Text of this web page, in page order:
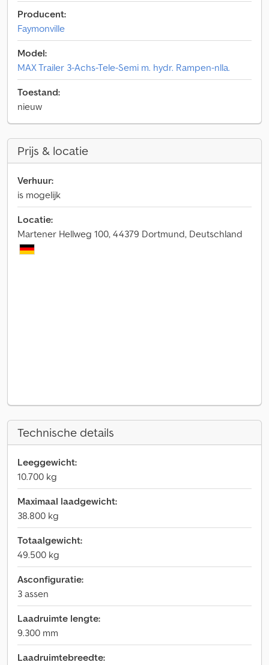
Producent:
Faymonville
Model:
MAX Trailer 3-Achs-Tele-Semi m. hydr. Rampen-nlla.
Toestand:
nieuw
Prijs & locatie
Verhuur:
is mogelijk
Locatie:
Martener Hellweg 100, 44379 Dortmund, Deutschland
Technische details
Leeggewicht:
10.700 kg
Maximaal laadgewicht:
38.800 kg
Totaalgewicht:
49.500 kg
Asconfiguratie:
3 assen
Laadruimte lengte:
9.300 mm
Laadruimtebreedte: